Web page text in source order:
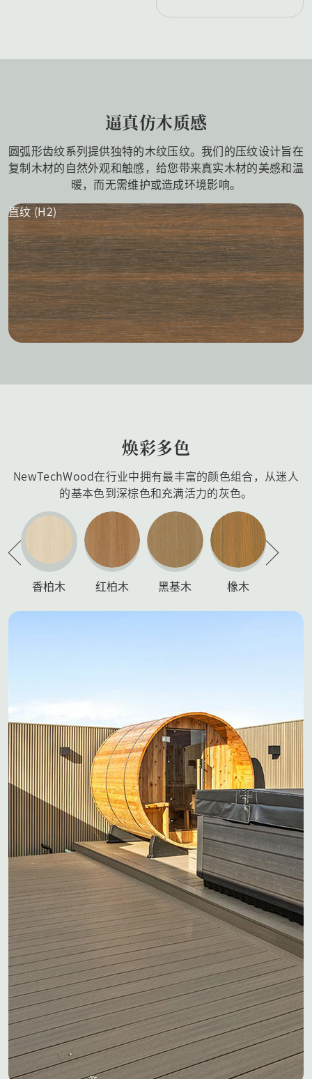
逼真仿木质感
圆弧形齿纹系列提供独特的木纹压纹。我们的压纹设计旨在
复制木材的自然外观和触感，给您带来真实木材的美感和温
暖，而无需维护或造成环境影响。
直纹 (H2)
焕彩多色
NewTechWood在行业中拥有最丰富的颜色组合，从迷人
的基本色到深棕色和充满活力的灰色。
香柏木 红柏木 黑基木 橡木